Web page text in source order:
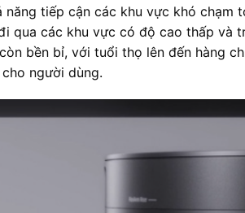
năng tiếp cận các khu vực khó chạm
qua các khu vực có độ cao thấp và
bền bỉ, với tuổi thọ lên đến hàng
người dùng.